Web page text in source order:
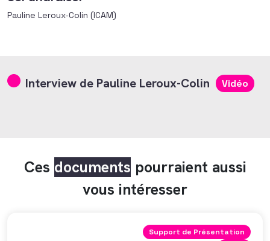
Pauline Leroux-Colin (ICAM)
Interview de Pauline Leroux-Colin Vidéo
Ces documents pourraient aussi
vous intéresser
Support de Présentation